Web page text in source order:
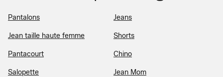
Pantalons Jeans
Jean taille haute femme Shorts
Pantacourt Chino
Salopette Jean Mom